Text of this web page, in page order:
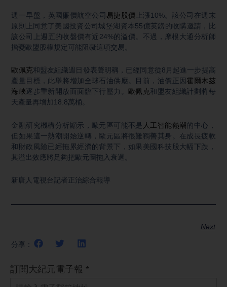
週一早盤，英國廉價航空公司 易捷股價
上漲10%。該公司在週末
原則上同意了美國投資公司城堡湖資本55億英鎊的收購邀請，比
該公司上週五的收盤價有近24%的溢價。不過，摩根大通分析師
擔憂歐盟股權規定可能阻礙這項交易。
歐佩克和盟友組織週日發表聲明稱，已經同意從8月起進一步提高
產量目標，此舉將增加全球石油供應。目前，油價正因 霍爾木茲
海峽逐步重新開放而面臨下行壓力。 歐佩克和盟友組織計劃將每
天產量再增加18.8萬桶。
金融研究機構分析顯示，歐元區可能不是 人工智能熱潮的中心，
但如果這一熱潮開始逆轉，歐元區將很難獨善其身。在成長疲軟
和財政風險已經拖累經濟的背景下，如果美國科技股大幅下跌，
其溢出效應將足夠把歐元圖拖入衰退。
新唐人電視台記者正治綜合報導
Next
分享：